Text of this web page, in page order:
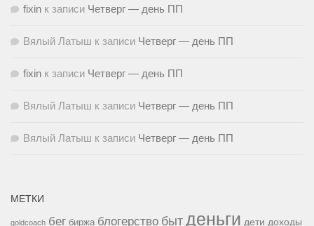
fixin к записи Четверг — день ПП
Вялый Латыш к записи Четверг — день ПП
fixin к записи Четверг — день ПП
Вялый Латыш к записи Четверг — день ПП
Вялый Латыш к записи Четверг — день ПП
МЕТКИ
goldcoach бег биржа блогерство быт деньги дети доходы